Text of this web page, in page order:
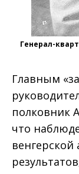
Генерал-
Главным
полковник
что